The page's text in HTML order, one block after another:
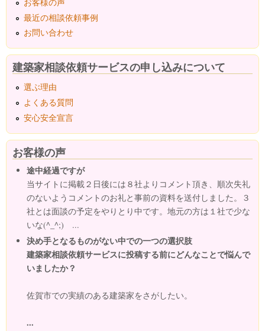
最近の相談依頼事例
お問い合わせ
建築家相談依頼サービスの申し込みについて
選ぶ理由
よくある質問
安心安全宣言
お客様の声
途中経過ですが
当サイトに掲載２日後には８社よりコメント頂き、順次失礼
のないようコメントのお礼と事前の資料を送付しました。３
社とは面談の予定をやりとり中です。地元の方は１社で少な
いな(^_^;) ...
決め手となるものがない中での一つの選択肢
建築家相談依頼サービスに投稿する前にどんなことで悩んで
いましたか？
佐賀市での実績のある建築家をさがしたい。
...